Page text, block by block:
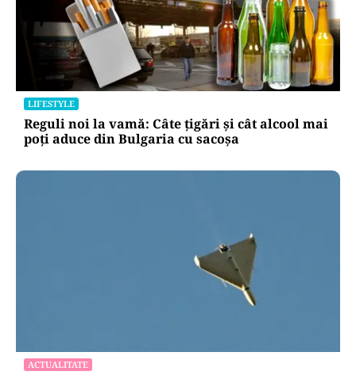
LIFESTYLE
Reguli noi la vamă: Câte țigări și cât alcool mai
poți aduce din Bulgaria cu sacoșa
ACTUALITATE